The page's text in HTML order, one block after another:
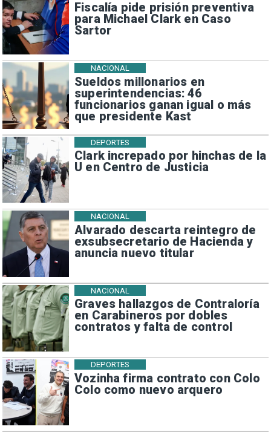
Fiscalía pide prisión preventiva
para Michael Clark en Caso
Sartor
Sueldos millonarios en
superintendencias: 46
funcionarios ganan igual o más
que presidente Kast
NACIONAL
Clark increpado por hinchas de la
U en Centro de Justicia
DEPORTES
Alvarado descarta reintegro de
exsubsecretario de Hacienda y
anuncia nuevo titular
NACIONAL
Graves hallazgos de Contraloría
en Carabineros por dobles
contratos y falta de control
NACIONAL
Vozinha firma contrato con Colo
Colo como nuevo arquero
DEPORTES